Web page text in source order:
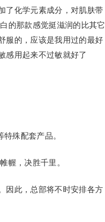
了化学元素成分，对肌肤带
的那款感觉挺滋润的比其它
服的，应该是我用过的最好
感用起来不过敏就好了
殊配套产品。
幄，决胜千里。
因此，总部将不时安排各方